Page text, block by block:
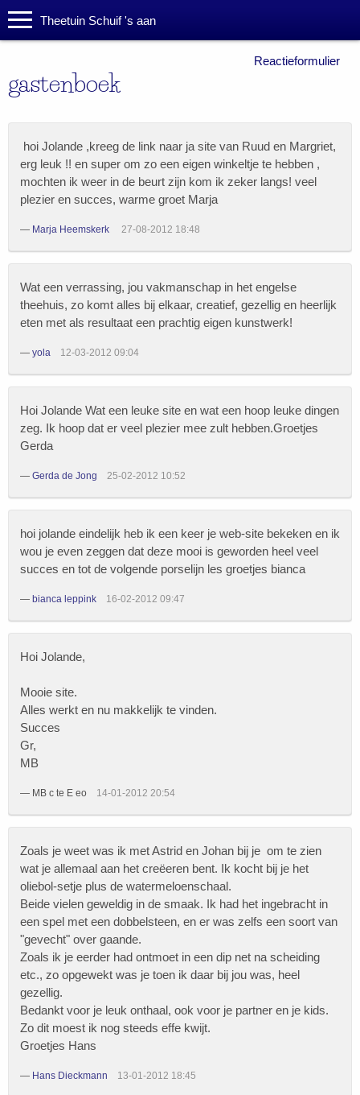
Theetuin Schuif 's aan
gastenboek
Reactieformulier
hoi Jolande ,kreeg de link naar ja site van Ruud en Margriet,
erg leuk !! en super om zo een eigen winkeltje te hebben ,
mochten ik weer in de beurt zijn kom ik zeker langs! veel
plezier en succes, warme groet Marja
— Marja Heemskerk 27-08-2012 18:48
Wat een verrassing, jou vakmanschap in het engelse
theehuis, zo komt alles bij elkaar, creatief, gezellig en heerlijk
eten met als resultaat een prachtig eigen kunstwerk!
— yola 12-03-2012 09:04
Hoi Jolande Wat een leuke site en wat een hoop leuke dingen
zeg. Ik hoop dat er veel plezier mee zult hebben.Groetjes
Gerda
— Gerda de Jong 25-02-2012 10:52
hoi jolande eindelijk heb ik een keer je web-site bekeken en ik
wou je even zeggen dat deze mooi is geworden heel veel
succes en tot de volgende porselijn les groetjes bianca
— bianca leppink 16-02-2012 09:47
Hoi Jolande,
Mooie site.
Alles werkt en nu makkelijk te vinden.
Succes
Gr,
MB
— MB c te E eo 14-01-2012 20:54
Zoals je weet was ik met Astrid en Johan bij je om te zien
wat je allemaal aan het creëeren bent. Ik kocht bij je het
oliebol-setje plus de watermeloenschaal.
Beide vielen geweldig in de smaak. Ik had het ingebracht in
een spel met een dobbelsteen, en er was zelfs een soort van
"gevecht" over gaande.
Zoals ik je eerder had ontmoet in een dip net na scheiding
etc., zo opgewekt was je toen ik daar bij jou was, heel
gezellig.
Bedankt voor je leuk onthaal, ook voor je partner en je kids.
Zo dit moest ik nog steeds effe kwijt.
Groetjes Hans
— Hans Dieckmann 13-01-2012 18:45